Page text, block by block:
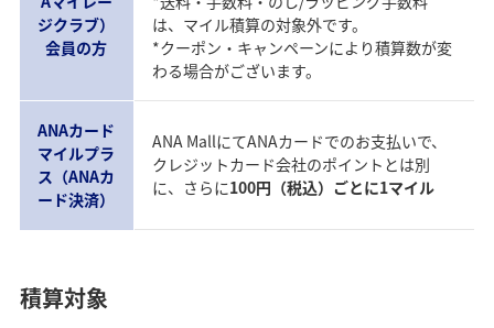
ジクラブ）
会員の方
は、マイル積算の対象外です。
*クーポン・キャンペーンにより積算数が変
わる場合がございます。
ANAカード
マイルプラ
ス（ANAカ
ード決済）
ANA MallにてANAカードでのお支払いで、
クレジットカード会社のポイントとは別
に、さらに100円（税込）ごとに1マイル
積算対象